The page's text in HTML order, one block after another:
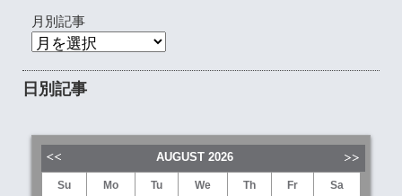
月別記事
日別記事
AUGUST 2026
Su Mo Tu We Th Fr Sa